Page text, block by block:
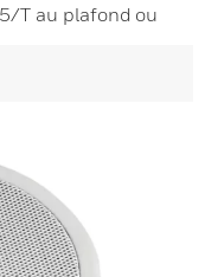
T au plafond ou